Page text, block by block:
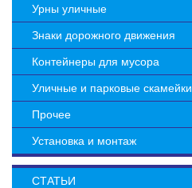
Урны уличные
Знаки дорожного движения
Контейнеры для мусора
Уличные и парковые скамейки
Прочее
Установка и монтаж
СТАТЬИ